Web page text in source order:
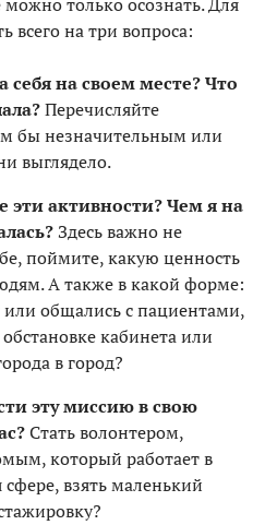
всего на три вопроса:
себя на своем месте? Что
Перечисляйте
бы незначительным или
выглядело.
эти активности? Чем я на
Здесь важно не
поймите, какую ценность
А также в какой форме:
или общались с пациентами,
кабинета или
в город?
эту миссию в свою
Стать волонтером,
который работает в
взять маленький